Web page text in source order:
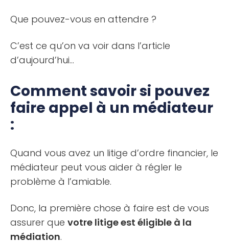
Que pouvez-vous en attendre ?
C’est ce qu’on va voir dans l’article
d’aujourd’hui…
Comment savoir si pouvez
faire appel à un médiateur
:
Quand vous avez un litige d’ordre financier, le
médiateur peut vous aider à régler le
problème à l’amiable.
Donc, la première chose à faire est de vous
assurer que votre litige est éligible à la
médiation.